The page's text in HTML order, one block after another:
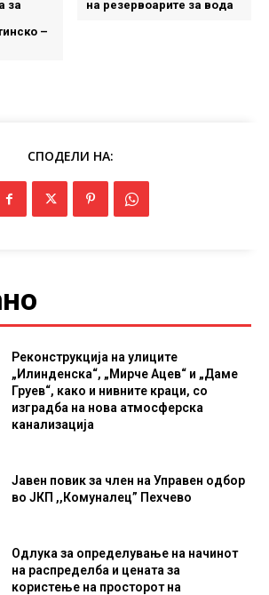
за
–
на резервоарите за вода
СПОДЕЛИ НА:
Реконструкција на улиците
„Илинденска“, „Мирче Ацев“ и „Даме
Груев“, како и нивните краци, со
изградба на нова атмосферска
канализација
Јавен повик за член на Управен одбор
во ЈКП ,,Комуналец” Пехчево
Одлука за определување на начинот
на распределба и цената за
користење на просторот на